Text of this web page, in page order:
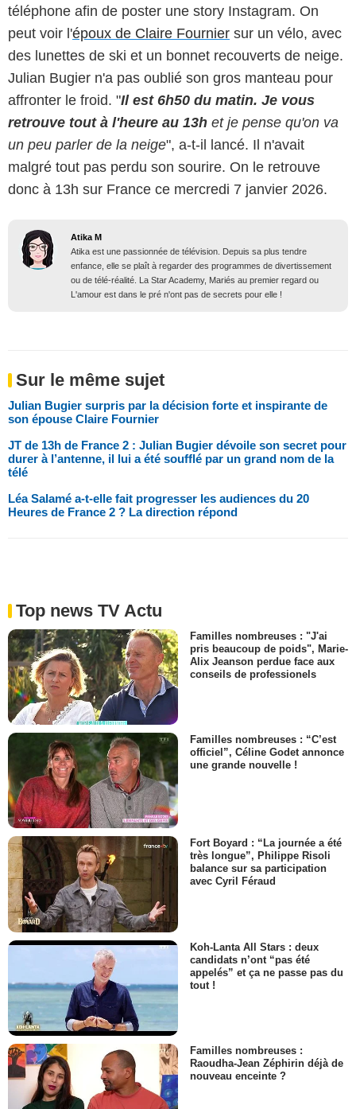
téléphone afin de poster une story Instagram. On
peut voir l'époux de Claire Fournier sur un vélo, avec
des lunettes de ski et un bonnet recouverts de neige.
Julian Bugier n'a pas oublié son gros manteau pour
affronter le froid. "Il est 6h50 du matin. Je vous
retrouve tout à l'heure au 13h et je pense qu'on va
un peu parler de la neige", a-t-il lancé. Il n'avait
malgré tout pas perdu son sourire. On le retrouve
donc à 13h sur France ce mercredi 7 janvier 2026.
Atika M
Atika est une passionnée de télévision. Depuis sa plus tendre
enfance, elle se plaît à regarder des programmes de divertissement
ou de télé-réalité. La Star Academy, Mariés au premier regard ou
L'amour est dans le pré n'ont pas de secrets pour elle !
Sur le même sujet
Julian Bugier surpris par la décision forte et inspirante de
son épouse Claire Fournier
JT de 13h de France 2 : Julian Bugier dévoile son secret pour
durer à l’antenne, il lui a été soufflé par un grand nom de la
télé
Léa Salamé a-t-elle fait progresser les audiences du 20
Heures de France 2 ? La direction répond
Top news TV Actu
Familles nombreuses : "J'ai
pris beaucoup de poids", Marie-
Alix Jeanson perdue face aux
conseils de professionels
Familles nombreuses : “C’est
officiel”, Céline Godet annonce
une grande nouvelle !
Fort Boyard : “La journée a été
très longue”, Philippe Risoli
balance sur sa participation
avec Cyril Féraud
Koh-Lanta All Stars : deux
candidats n’ont “pas été
appelés” et ça ne passe pas du
tout !
Familles nombreuses :
Raoudha-Jean Zéphirin déjà de
nouveau enceinte ?